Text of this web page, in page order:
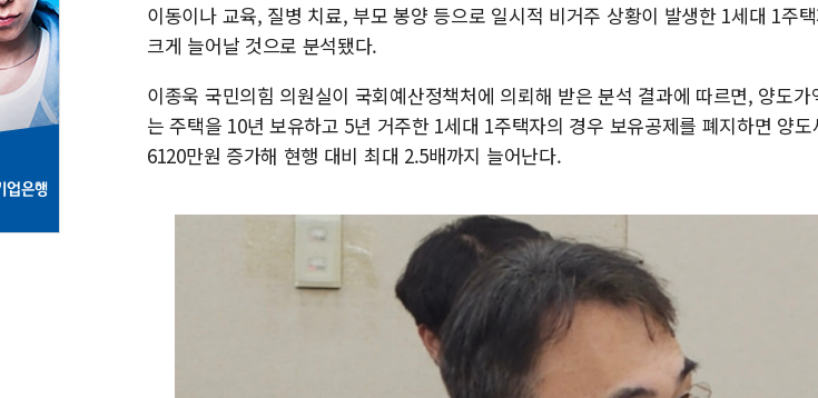
이동이나 교육, 질병 치료, 부모 봉양 등으로 일시적 비거주 상황이 발생한 1세대 1주
크게 늘어날 것으로 분석됐다.
이종욱 국민의힘 의원실이 국회예산정책처에 의뢰해 받은 분석 결과에 따르면, 양도
는 주택을 10년 보유하고 5년 거주한 1세대 1주택자의 경우 보유공제를 폐지하면 양
6120만원 증가해 현행 대비 최대 2.5배까지 늘어난다.